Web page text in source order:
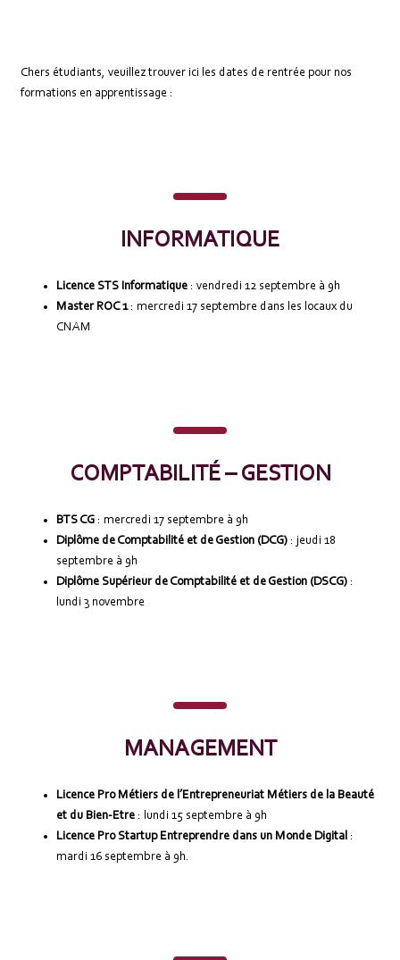
Chers étudiants, veuillez trouver ici les dates de rentrée pour nos
formations en apprentissage :
INFORMATIQUE
Licence STS Informatique : vendredi 12 septembre à 9h
Master ROC 1: mercredi 17 septembre dans les locaux du
CNAM
COMPTABILITÉ – GESTION
BTS CG : mercredi 17 septembre à 9h
Diplôme de Comptabilité et de Gestion (DCG) : jeudi 18
septembre à 9h
Diplôme Supérieur de Comptabilité et de Gestion (DSCG) :
lundi 3 novembre
MANAGEMENT
Licence Pro Métiers de l’Entrepreneuriat Métiers de la Beauté
et du Bien-Etre : lundi 15 septembre à 9h
Licence Pro Startup Entreprendre dans un Monde Digital :
mardi 16 septembre à 9h.